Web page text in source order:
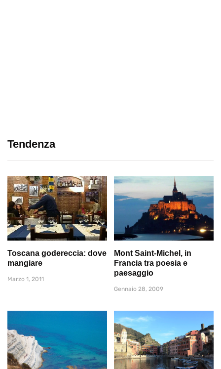
Tendenza
Toscana godereccia: dove
mangiare
Marzo 1, 2011
Mont Saint-Michel, in
Francia tra poesia e
paesaggio
Gennaio 28, 2009